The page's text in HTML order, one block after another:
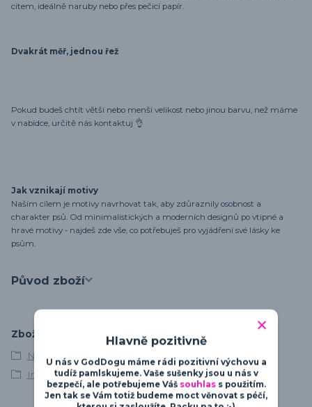
citem, ideálně naruby nebo přes pečicí papír.
Dvakrát měř, jednou řež
Pokud budeš chtít větší nebo menší velikost nebo jinou barvu, než máme
v nabídce, určitě nás kontaktuj 👌
Jak vznikají motivy
Naším cílem je motivy navrhovat tak, aby zdůraznily osobnost a
charakter psů. Od minimalistických a moderních designů po vtipné a
hravé motivy - najdeš zde vše, co potřebuješ pro vyjádření své lásky ke
psům.
Původ zboží
Zboží zařazeno v kategoriích
Německý boxer
Intelligent Defender
Hlavně pozitivně
U nás v GodDogu máme rádi pozitivní výchovu a
tudíž pamlskujeme. Vaše sušenky jsou u nás v
bezpečí, ale potřebujeme Váš souhlass použitím.
Jen tak se Vám totiž budeme moct věnovat s péčí,